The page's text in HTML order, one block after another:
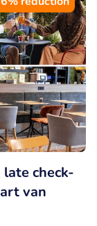
check-
van